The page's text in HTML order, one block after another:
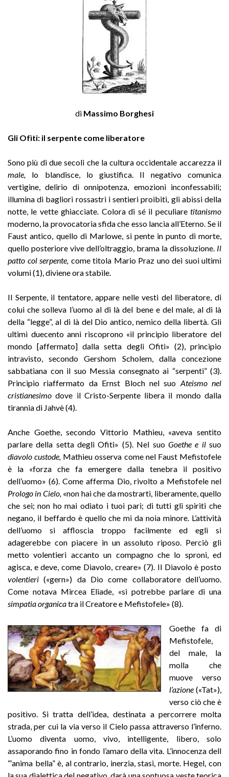
di Massimo Borghesi
Gli Ofìti: il serpente come liberatore
Sono più di due secoli che la cultura occidentale accarezza il
male, lo blandisce, lo giustifica. Il negativo comunica
vertigine, delirio di onnipotenza, emozioni inconfessabili;
illumina di bagliori rossastri i sentieri proibiti, gli abissi della
notte, le vette ghiacciate. Colora di sé il peculiare titanismo
moderno, la provocatoria sfida che esso lancia all’Eterno. Se il
Faust antico, quello di Marlowe, si pente in punto di morte,
quello posteriore vive dell’oltraggio, brama la dissoluzione. Il
patto col serpente, come titola Mario Praz uno dei suoi ultimi
volumi (1), diviene ora stabile.
Il Serpente, il tentatore, appare nelle vesti del liberatore, di
colui che solleva l’uomo al di là del bene e del male, al di là
della “legge”, al di là del Dio antico, nemico della libertà. Gli
ultimi duecento anni riscoprono «il principio liberatore del
mondo [affermato] dalla setta degli Ofiti» (2), principio
intravisto, secondo Gershom Scholem, dalla concezione
sabbatiana con il suo Messia consegnato ai “serpenti” (3).
Principio riaffermato da Ernst Bloch nel suo Ateismo nel
cristianesimodove il Cristo-Serpente libera il mondo dalla
tirannia di Jahvè (4).
Anche Goethe, secondo Vittorio Mathieu, «aveva sentito
parlare della setta degli Ofiti» (5). Nel suo Goethe e ilsuo
diavolo custode, Mathieu osserva come nel Faust Mefistofele
è la «forza che fa emergere dalla tenebra il positivo
dell’uomo» (6). Come afferma Dio, rivolto a Mefistofele nel
Prologo in Cielo, «non hai che da mostrarti, liberamente, quello
che sei; non ho mai odiato i tuoi pari; di tutti gli spiriti che
negano, il beffardo è quello che mi da noia minore. L’attività
dell’uomo si affloscia troppo facilmente ed egli si
adagerebbe con piacere in un assoluto riposo. Perciò gli
metto volentieri accanto un compagno che lo sproni, ed
agisca, e deve, come Diavolo, creare» (7). Il Diavolo è posto
volentieri(«gern») da Dio come collaboratore dell’uomo.
Come notava Mircea Eliade, «si potrebbe parlare di una
simpatia organicatra il Creatore e Mefistofele» (8).
Goethe fa di
Mefistofele,
del male, la
molla che
muove verso
l’azione («Tat»),
verso ciò che è
positivo. Si tratta dell’idea, destinata a percorrere molta
strada, per cui la via verso il Cielo passa attraverso l’inferno.
L’uomo diventa uomo, vivo, intelligente, libero, solo
assaporando fino in fondo l’amaro della vita. L’innocenza dell
“‘anima bella” è, al contrario, inerzia, stasi, morte. Hegel, con